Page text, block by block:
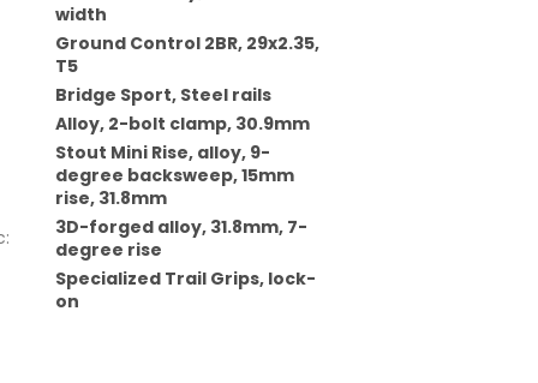
width
Ground Control 2BR, 29x2.35,
T5
Bridge Sport, Steel rails
Alloy, 2-bolt clamp, 30.9mm
Stout Mini Rise, alloy, 9-
degree backsweep, 15mm
rise, 31.8mm
:
3D-forged alloy, 31.8mm, 7-
degree rise
Specialized Trail Grips, lock-
on